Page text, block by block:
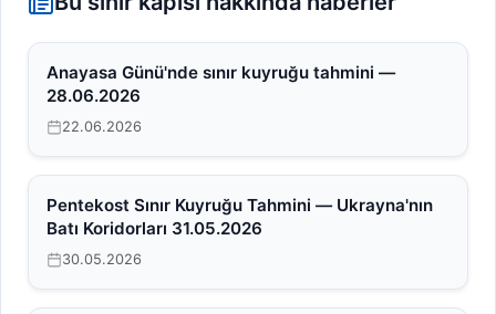
Anayasa Günü'nde sınır kuyruğu tahmini —
28.06.2026
22.06.2026
Pentekost Sınır Kuyruğu Tahmini — Ukrayna'nın
Batı Koridorları 31.05.2026
30.05.2026